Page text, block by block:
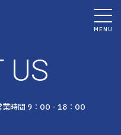
MENU
US
業時間 9：00 - 18：00